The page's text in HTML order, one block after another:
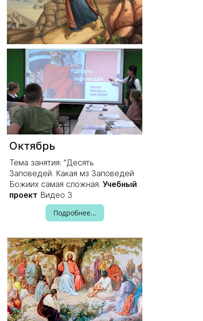
Октябрь
Тема занятия: "Десять
Заповедей. Какая мз Заповедей
Божиих самая сложная.Учебный
проект Видео 3
Подробнее...